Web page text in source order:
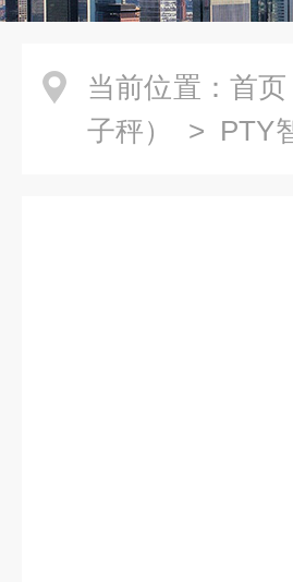
当前位置： 首页
子秤）
> PTY